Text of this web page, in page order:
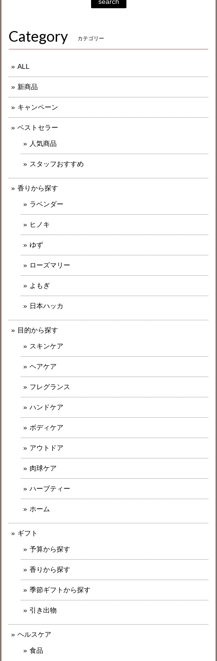
search
Category カテゴリー
ALL
新商品
キャンペーン
ベストセラー
人気商品
スタッフおすすめ
香りから探す
ラベンダー
ヒノキ
ゆず
ローズマリー
よもぎ
日本ハッカ
目的から探す
スキンケア
ヘアケア
フレグランス
ハンドケア
ボディケア
アウトドア
肉球ケア
ハーブティー
ホーム
ギフト
予算から探す
香りから探す
季節ギフトから探す
引き出物
ヘルスケア
食品